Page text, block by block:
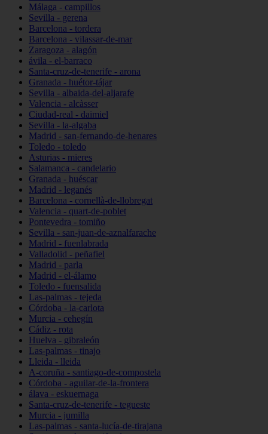
Málaga - campillos
Sevilla - gerena
Barcelona - tordera
Barcelona - vilassar-de-mar
Zaragoza - alagón
ávila - el-barraco
Santa-cruz-de-tenerife - arona
Granada - huétor-tájar
Sevilla - albaida-del-aljarafe
Valencia - alcàsser
Ciudad-real - daimiel
Sevilla - la-algaba
Madrid - san-fernando-de-henares
Toledo - toledo
Asturias - mieres
Salamanca - candelario
Granada - huéscar
Madrid - leganés
Barcelona - cornellà-de-llobregat
Valencia - quart-de-poblet
Pontevedra - tomiño
Sevilla - san-juan-de-aznalfarache
Madrid - fuenlabrada
Valladolid - peñafiel
Madrid - parla
Madrid - el-álamo
Toledo - fuensalida
Las-palmas - tejeda
Córdoba - la-carlota
Murcia - cehegín
Cádiz - rota
Huelva - gibraleón
Las-palmas - tinajo
Lleida - lleida
A-coruña - santiago-de-compostela
Córdoba - aguilar-de-la-frontera
álava - eskuernaga
Santa-cruz-de-tenerife - tegueste
Murcia - jumilla
Las-palmas - santa-lucía-de-tirajana